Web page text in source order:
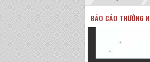
BÁO CÁO THƯỜNG